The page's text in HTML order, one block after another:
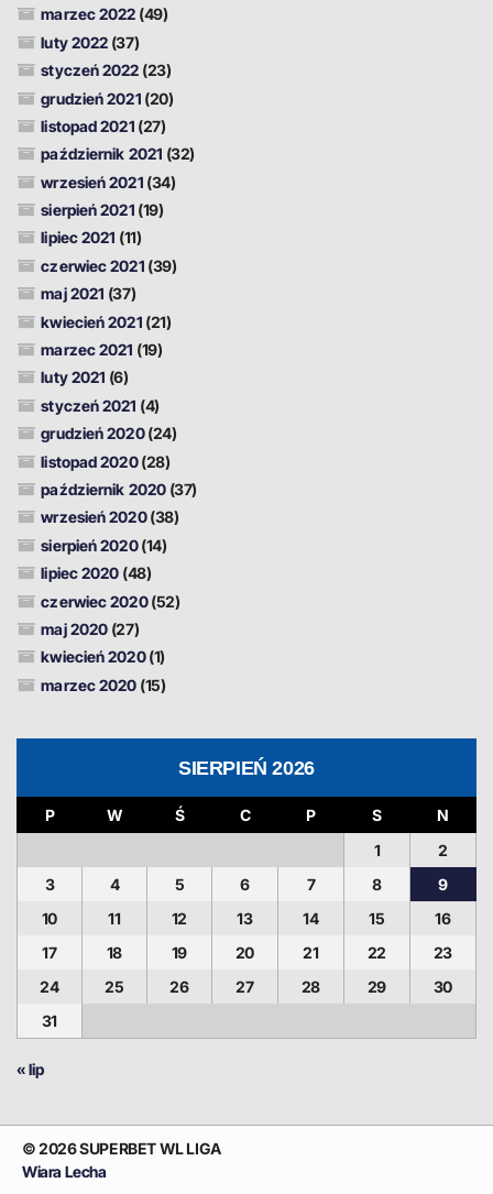
marzec 2022 (49)
luty 2022 (37)
styczeń 2022 (23)
grudzień 2021 (20)
listopad 2021 (27)
październik 2021 (32)
wrzesień 2021 (34)
sierpień 2021 (19)
lipiec 2021 (11)
czerwiec 2021 (39)
maj 2021 (37)
kwiecień 2021 (21)
marzec 2021 (19)
luty 2021 (6)
styczeń 2021 (4)
grudzień 2020(24)
listopad 2020(28)
październik 2020(37)
wrzesień 2020(38)
sierpień 2020(14)
lipiec 2020 (48)
czerwiec 2020(52)
maj 2020 (27)
kwiecień 2020(1)
marzec 2020 (15)
SIERPIEŃ 2026
P W Ś C P S
N
1
2
3
4 5 6 7 8
9
10
11 12 13 14 15
16
17
18 19 20 21 22
23
24
25 26 27 28 29
30
31
« lip
© 2026 SUPERBET WL LIGA
Wiara Lecha